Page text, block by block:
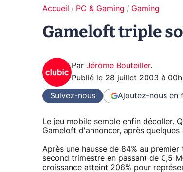
Accueil PC & Gaming Gaming
Gameloft triple
Par Jérôme Bouteiller.
Publié le 28 juillet 2003 à
Suivez-nous Ajoutez-nous en
Le jeu mobile semble enfin décoller.
Gameloft d'annoncer, après
Après une hausse de 84% au
second trimestre en passant de 0,5
croissance atteint 206% pour